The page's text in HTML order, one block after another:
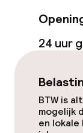
Eet- en
24 uur
BTW is
mogelijk
en